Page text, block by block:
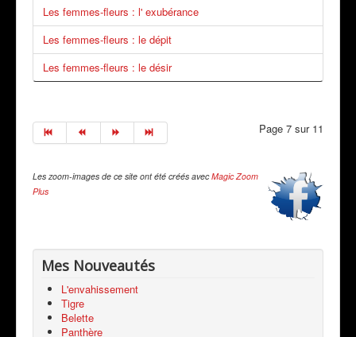
Les femmes-fleurs : l' exubérance
Les femmes-fleurs : le dépit
Les femmes-fleurs : le désir
Page 7 sur 11
Les zoom-images de ce site ont été créés avecMagic Zoom
Plus
Mes Nouveautés
L'envahissement
Tigre
Belette
Panthère